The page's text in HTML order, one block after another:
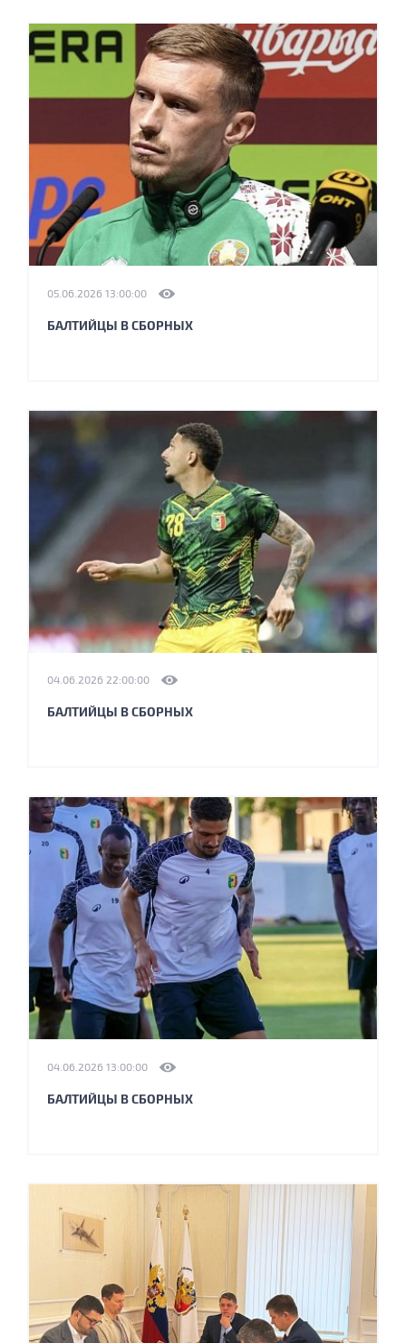
05.06.2026 13:00:00
БАЛТИЙЦЫ В СБОРНЫХ
04.06.2026 22:00:00
БАЛТИЙЦЫ В СБОРНЫХ
04.06.2026 13:00:00
БАЛТИЙЦЫ В СБОРНЫХ